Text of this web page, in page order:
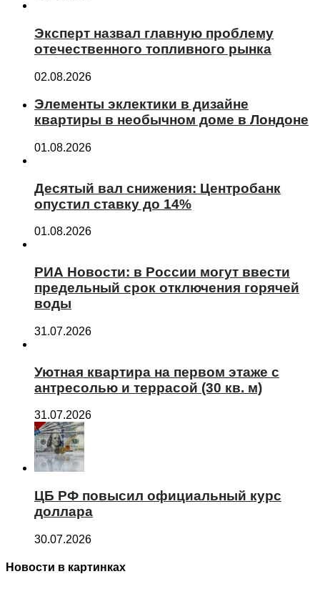
Эксперт назвал главную проблему
отечественного топливного рынка
02.08.2026
Элементы эклектики в дизайне
квартиры в необычном доме в Лондоне
01.08.2026
Десятый вал снижения: Центробанк
опустил ставку до 14%
01.08.2026
РИА Новости: в России могут ввести
предельный срок отключения горячей
воды
31.07.2026
Уютная квартира на первом этаже с
антресолью и террасой (30 кв. м)
31.07.2026
ЦБ РФ повысил официальный курс
доллара
30.07.2026
Новости в картинках